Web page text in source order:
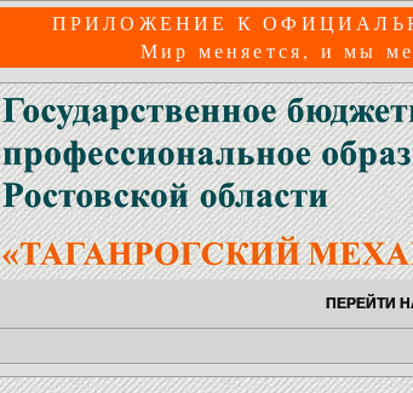
ПРИЛОЖЕНИЕ К
Мир меняется, и мы
ПЕРЕЙТИ